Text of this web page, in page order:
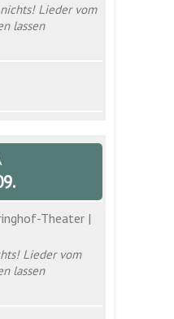
Lieder vom
lassen
Theater |
Lieder vom
lassen